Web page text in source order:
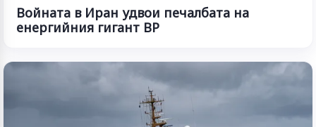
Войната в Иран удвои печалбата на
енергийния гигант BP